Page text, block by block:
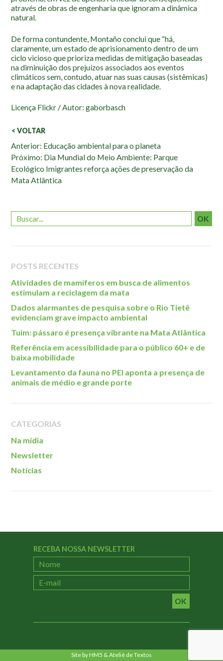
através de obras de engenharia que ignoram a dinâmica
natural.
De forma contundente, Montaño conclui que “há,
claramente, um estado de aprisionamento dentro de um
ciclo vicioso que prioriza medidas de mitigação baseadas
na diminuição dos prejuízos associados aos eventos
climáticos sem, contudo, atuar nas suas causas (sistêmicas)
e na adaptação das cidades à nova realidade.
Licença Flickr / Autor: gaborbasch
< VOLTAR
Veja
também:
Anterior: Educação ambiental para o planeta
Próximo: Dia Mundial do Meio Ambiente: Parque
Ecológico Imigrantes reforça ações de preservação da
Mata Atlântica
OK
POSTS RECENTES
Atividades de mamíferos em busca de alimentos
estimulam a reciclagem da mata
Dados alarmantes de pesquisa sobre o Rio Tietê
evidenciam grave impacto ambiental
Tuim: pássaro é presença vibrante na Mata Atlântica
Referência em acessibilidade para o público 60+ e de
baixa mobilidade
Levantamento da fauna no PEI aponta a presença de
animais de médio e grande porte
CATEGORIAS
Na mídia
Newsletter
Notícias
RECEBA NOSSA NEWSLETTER
OK
Site byHM5 & Ateliê de Textos